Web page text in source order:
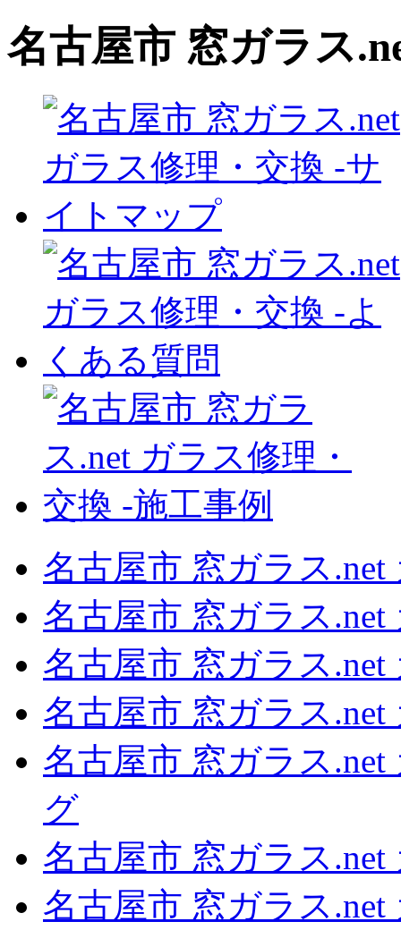
名古屋市 窓ガラス
名古屋市 窓ガラス
名古屋市 窓ガラス
名古屋市 窓ガラス.net
名古屋市 窓ガラス
名古屋市 窓ガラス
グ
名古屋市 窓ガラス
名古屋市 窓ガラス